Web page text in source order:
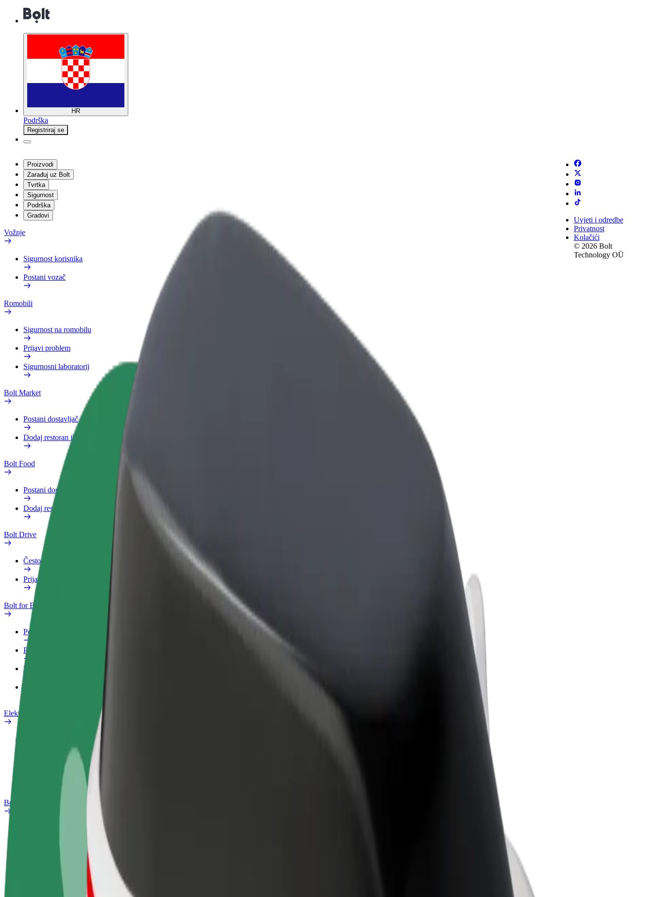
HR
Podrška
Registriraj se
Proizvodi
Zarađuj uz Bolt
Tvrtka
Sigurnost
Podrška
Gradovi
Vožnje
Sigurnost korisnika
Postani vozač
Romobili
Sigurnost na romobilu
Prijavi problem
Sigurnosni laboratorij
Bolt Market
Postani dostavljač
Dodaj restoran ili trgovinu
Bolt Food
Postani dostavljač
Dodaj restoran ili trgovinu
Bolt Drive
Često postavljana pitanja
Prijavi vozilo
Bolt for Business
Pogodnosti
Poslovni profil
Proizvodi
Bolt Food za poslovne korisnike
Električni bicikli
Prijavi problem
Često postavljana pitanja
Bolt Plus
Kako se pridružiti
Često postavljana pitanja
Uvjeti i odredbe
Privatnost
Kolačići
© 2026 Bolt
Technology OÜ